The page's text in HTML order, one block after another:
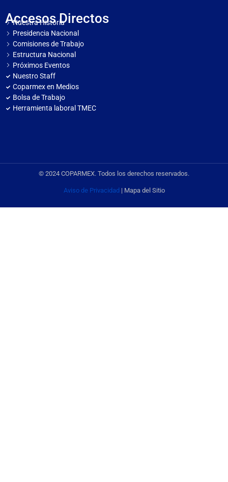
Accesos Directos
Nuestra Historia
Presidencia Nacional
Comisiones de Trabajo
Estructura Nacional
Próximos Eventos
Nuestro Staff
Coparmex en Medios
Bolsa de Trabajo
Herramienta laboral TMEC
© 2024 COPARMEX. Todos los derechos reservados.
Aviso de Privacidad | Mapa del Sitio